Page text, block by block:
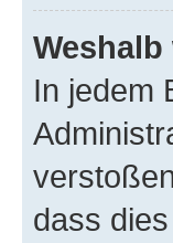
In jedem
dass